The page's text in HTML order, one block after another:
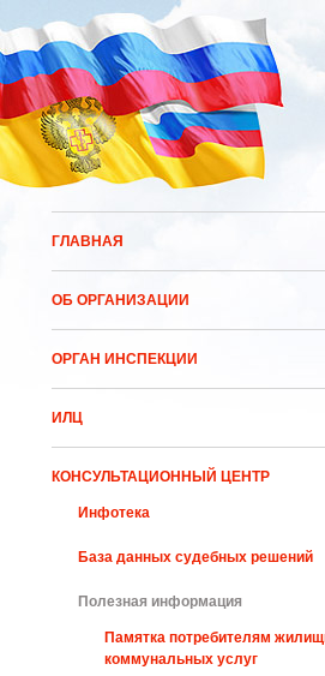
ГЛАВНАЯ
ОБ ОРГАНИЗАЦИИ
ОРГАН ИНСПЕКЦИИ
ИЛЦ
КОНСУЛЬТАЦИОННЫЙ ЦЕНТР
Инфотека
База данных судебных решений
Полезная информация
Памятка потребителям
коммунальных услуг